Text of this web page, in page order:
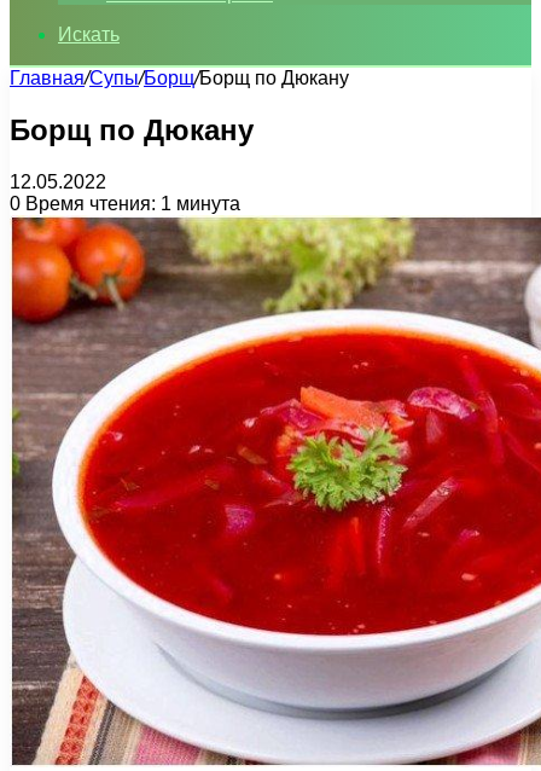
Искать
Главная/Супы/Борщ/Борщ по Дюкану
Борщ по Дюкану
12.05.2022
0 Время чтения: 1 минута